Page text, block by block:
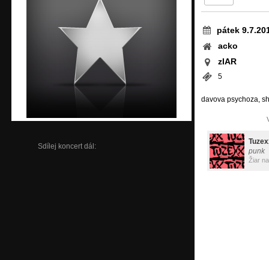
Sdílej koncert dál:
pátek
acko
zIAR
5
davova psychoza,
punk
Žiar